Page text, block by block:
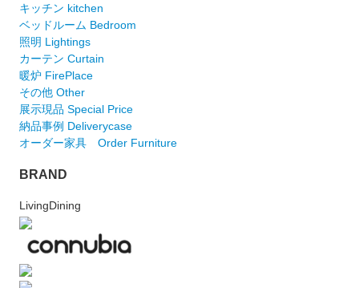
キッチン kitchen
ベッドルーム Bedroom
照明 Lightings
カーテン Curtain
暖炉 FirePlace
その他 Other
展示現品 Special Price
納品事例 Deliverycase
オーダー家具 Order Furniture
BRAND
LivingDining